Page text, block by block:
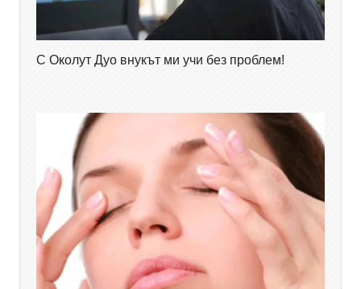
С Околут Дуо внукът ми учи без проблем!